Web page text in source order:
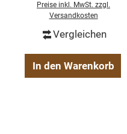
Preise inkl. MwSt. zzgl.
Versandkosten
Vergleichen
In den Warenkorb